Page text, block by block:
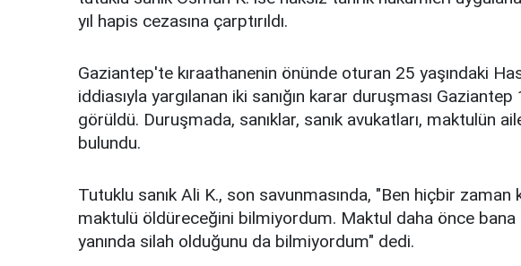
yıl hapis cezasına çarptırıldı.
Gaziantep'te kıraathanenin önünde oturan 25 yaşındaki
iddiasıyla yargılanan iki sanığın karar duruşması
görüldü. Duruşmada, sanıklar, sanık avukatları, maktulün
bulundu.
Tutuklu sanık Ali K., son savunmasında, "Ben hiçbir zaman
maktulü öldüreceğini bilmiyordum. Maktul daha önce bana
yanında silah olduğunu da bilmiyordum" dedi.